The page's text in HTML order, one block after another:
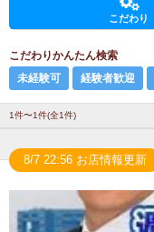
こだわり
こだわりかんたん検索
未経験可
経験者歓迎
1件〜1件(全1件)
8/7 22:56 お店情報更新